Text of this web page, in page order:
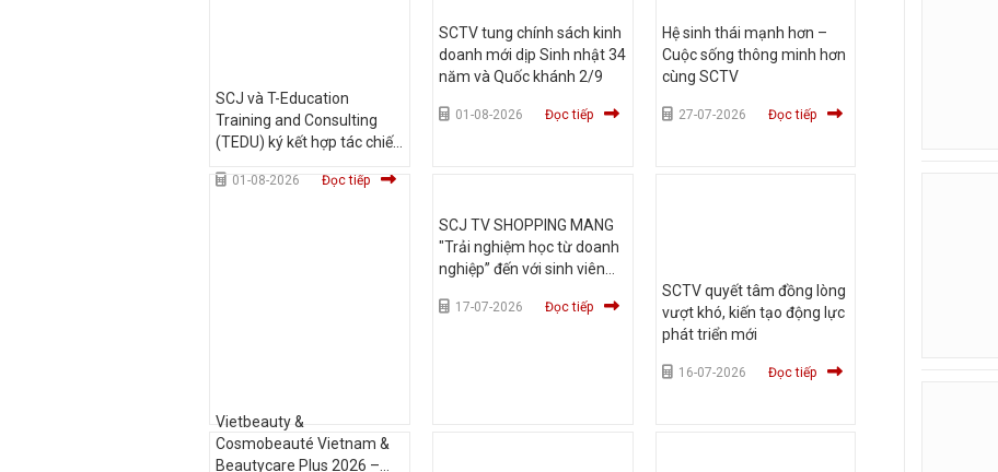
SCJ và T-Education
Training and Consulting
(TEDU) ký kết hợp tác chiến
truyền thông và giáo dục
01-08-2026 Đọc tiếp
SCTV tung chính sách kinh
doanh mới dịp Sinh nhật 34
năm và Quốc khánh 2/9
01-08-2026 Đọc tiếp
Hệ sinh thái mạnh hơn –
Cuộc sống thông minh hơn
cùng SCTV
27-07-2026 Đọc tiếp
Vietbeauty &
Cosmobeauté Vietnam &
Beautycare Plus 2026 –
SCJ TV SHOPPING MANG
"Trải nghiệm học từ doanh
nghiệp” đến với sinh viên
HCM17-07-2026 Đọc tiếp
SCTV quyết tâm đồng lòng
vượt khó, kiến tạo động lực
phát triển mới
16-07-2026 Đọc tiếp